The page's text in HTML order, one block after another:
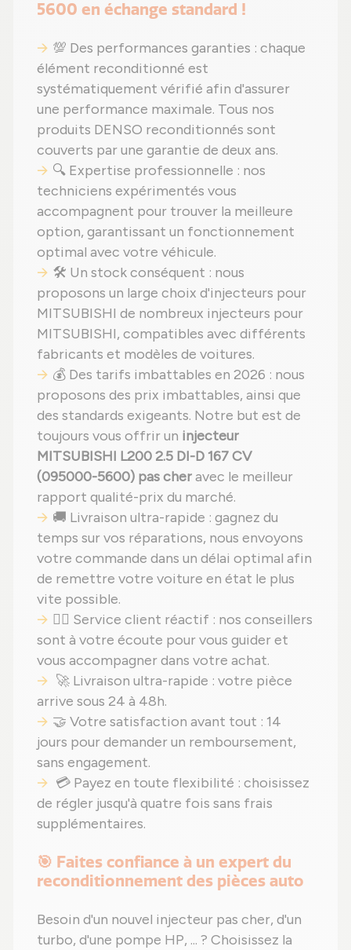
5600 en échange standard !
💯 Des performances garanties : chaque
élément reconditionné est
systématiquement vérifié afin d'assurer
une performance maximale. Tous nos
produits DENSO reconditionnés sont
couverts par une garantie de deux ans.
🔍 Expertise professionnelle : nos
techniciens expérimentés vous
accompagnent pour trouver la meilleure
option, garantissant un fonctionnement
optimal avec votre véhicule.
🛠️ Un stock conséquent : nous
proposons un large choix d'injecteurs pour
MITSUBISHI de nombreux injecteurs pour
MITSUBISHI, compatibles avec différents
fabricants et modèles de voitures.
💰 Des tarifs imbattables en 2026 : nous
proposons des prix imbattables, ainsi que
des standards exigeants. Notre but est de
toujours vous offrir un injecteur
MITSUBISHI L200 2.5 DI-D 167 CV
(095000-5600) pas cheravec le meilleur
rapport qualité-prix du marché.
🚚 Livraison ultra-rapide : gagnez du
temps sur vos réparations, nous envoyons
votre commande dans un délai optimal afin
de remettre votre voiture en état le plus
vite possible.
🙋‍♂️ Service client réactif : nos conseillers
sont à votre écoute pour vous guider et
vous accompagner dans votre achat.
🚀 Livraison ultra-rapide : votre pièce
arrive sous 24 à 48h.
🤝 Votre satisfaction avant tout : 14
jours pour demander un remboursement,
sans engagement.
💳 Payez en toute flexibilité : choisissez
de régler jusqu'à quatre fois sans frais
supplémentaires.
🎯 Faites confiance à un expert du
reconditionnement des pièces auto
Besoin d'un nouvel injecteur pas cher, d'un
turbo, d'une pompe HP, ... ? Choisissez la